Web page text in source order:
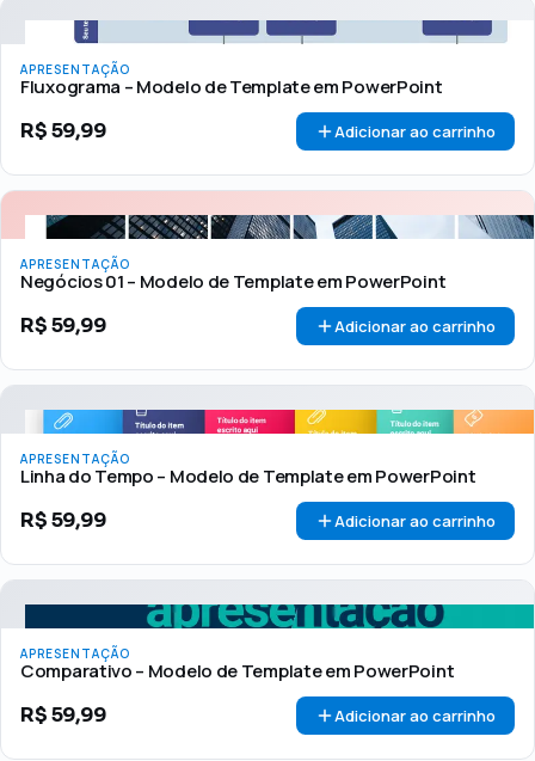
APRESENTAÇÃO
Fluxograma – Modelo de Template em PowerPoint
R$59,99 Adicionar ao carrinho
APRESENTAÇÃO
Negócios 01 – Modelo de Template em PowerPoint
R$59,99 Adicionar ao carrinho
APRESENTAÇÃO
Linha do Tempo – Modelo de Template em PowerPoint
R$59,99 Adicionar ao carrinho
APRESENTAÇÃO
Comparativo – Modelo de Template em PowerPoint
R$59,99 Adicionar ao carrinho